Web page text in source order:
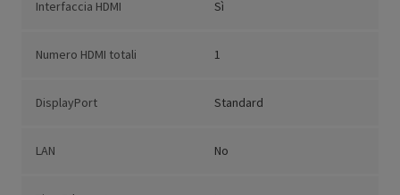
Interfaccia HDMI Sì
Numero HDMI totali 1
DisplayPort Standard
LAN No